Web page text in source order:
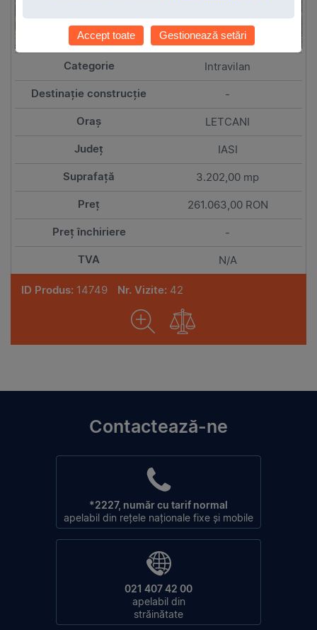
Intravilan
-
LETCANI
IASI
3.202,00 mp
261.063,00 RON
-
N/A
ID Produs: 14749 Nr. Vizite: 42
Contactează-ne
*2227, număr cu tarif normal
apelabil din rețele naționale fixe și mobile
021 407 42 00
apelabil din
străinătate
Accept toate Gestionează setări